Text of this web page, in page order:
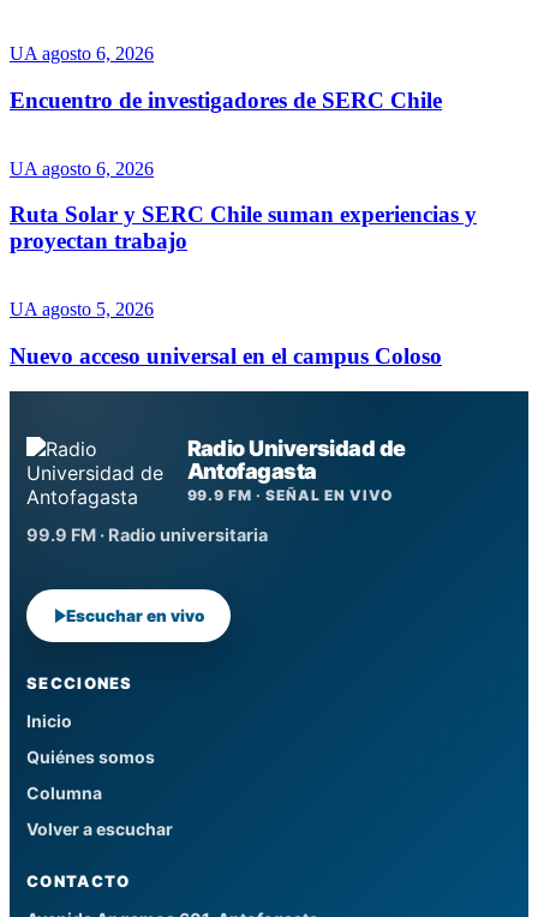
UA agosto 6, 2026
Encuentro de investigadores de SERC Chile
UA agosto 6, 2026
Ruta Solar y SERC Chile suman experiencias y
proyectan trabajo
UA agosto 5, 2026
Nuevo acceso universal en el campus Coloso
Radio Universidad de
Antofagasta
99.9 FM · SEÑAL EN VIVO
99.9 FM · Radio universitaria
Escuchar en vivo
SECCIONES
Inicio
Quiénes somos
Columna
Volver a escuchar
CONTACTO